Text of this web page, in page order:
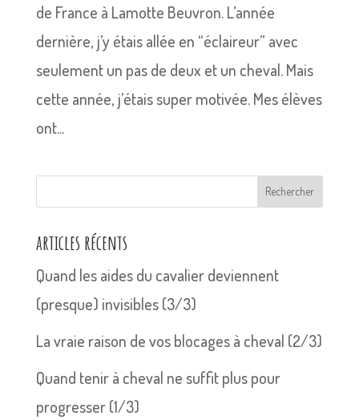
de France à Lamotte Beuvron. L’année
dernière, j’y étais allée en “éclaireur” avec
seulement un pas de deux et un cheval. Mais
cette année, j’étais super motivée. Mes élèves
ont...
Rechercher
articles récents
Quand les aides du cavalier deviennent
(presque) invisibles (3/3)
La vraie raison de vos blocages à cheval (2/3)
Quand tenir à cheval ne suffit plus pour
progresser (1/3)